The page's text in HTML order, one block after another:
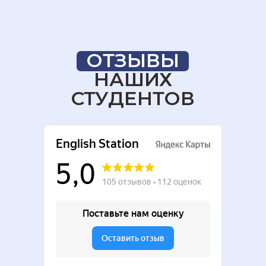
ОТЗЫВЫ
НАШИХ
СТУДЕНТОВ
Касаткина 11, г. Казань
English.station.kzn@gmail.com
Владимировна
ОПРЕДЕЛИТЬ УРОВЕНЬ ЯЗЫКА